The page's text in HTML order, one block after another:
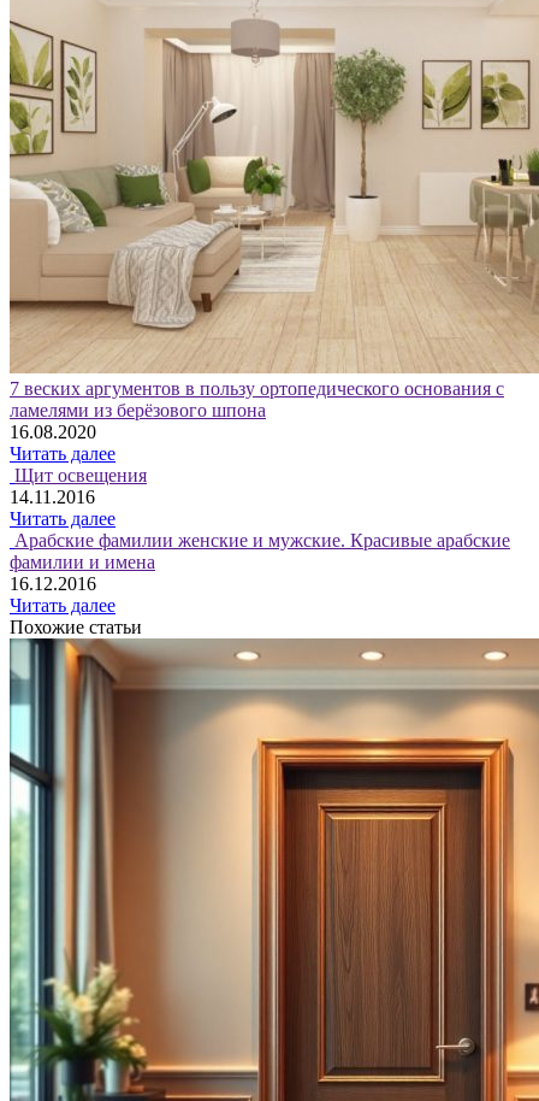
7 веских аргументов в пользу ортопедического основания с
ламелями из берёзового шпона
16.08.2020
Читать далее
Щит освещения
14.11.2016
Читать далее
Арабские фамилии женские и мужские. Красивые арабские
фамилии и имена
16.12.2016
Читать далее
Похожие статьи